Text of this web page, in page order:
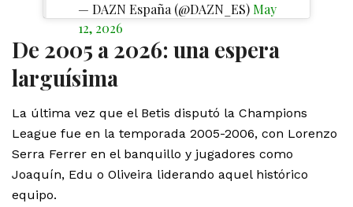
— DAZN España (@DAZN_ES) May
12, 2026
De 2005 a 2026: una espera
larguísima
La última vez que el Betis disputó la Champions
League fue en la temporada 2005-2006, con Lorenzo
Serra Ferrer en el banquillo y jugadores como
Joaquín, Edu o Oliveira liderando aquel histórico
equipo.